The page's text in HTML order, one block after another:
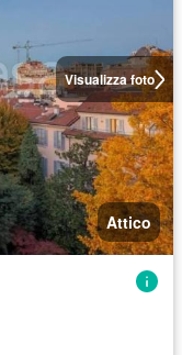
Visualizza foto
Attico